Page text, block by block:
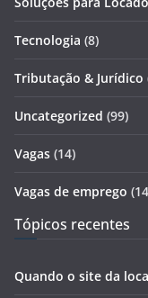
Tecnologia (8)
Tributação & Jurídico
Uncategorized (99)
Vagas (14)
Vagas de emprego
Tópicos recentes
Quando o site da